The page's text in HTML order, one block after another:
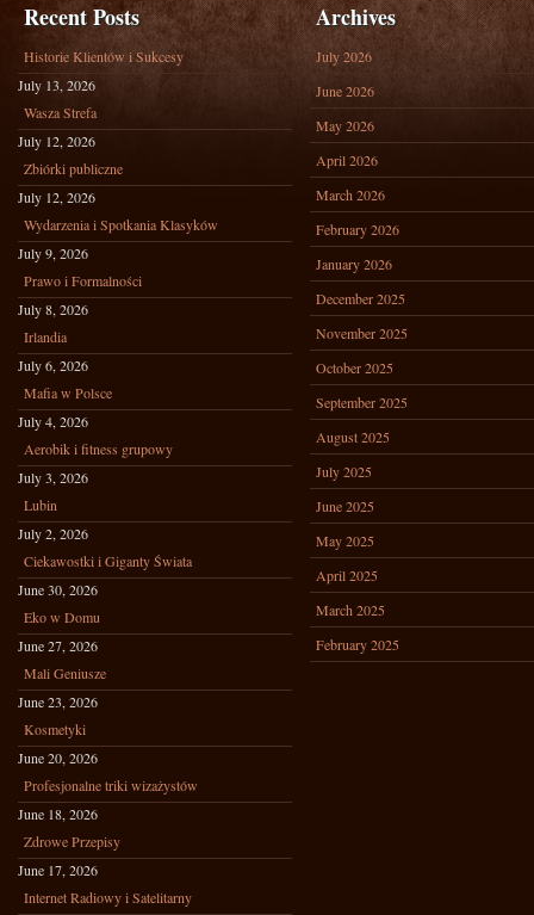
Recent Posts
Historie Klientów i Sukcesy
July 13, 2026
Wasza Strefa
July 12, 2026
Zbiórki publiczne
July 12, 2026
Wydarzenia i Spotkania Klasyków
July 9, 2026
Prawo i Formalności
July 8, 2026
Irlandia
July 6, 2026
Mafia w Polsce
July 4, 2026
Aerobik i fitness grupowy
July 3, 2026
Lubin
July 2, 2026
Ciekawostki i Giganty Świata
June 30, 2026
Eko w Domu
June 27, 2026
Mali Geniusze
June 23, 2026
Kosmetyki
June 20, 2026
Profesjonalne triki wizażystów
June 18, 2026
Zdrowe Przepisy
June 17, 2026
Internet Radiowy i Satelitarny
Archives
July 2026
June 2026
May 2026
April 2026
March 2026
February 2026
January 2026
December 2025
November 2025
October 2025
September 2025
August 2025
July 2025
June 2025
May 2025
April 2025
March 2025
February 2025